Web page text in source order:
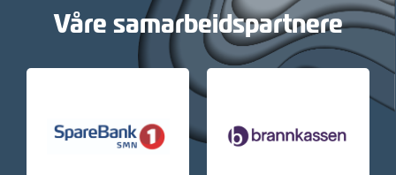
Våre samarbeidspartnere